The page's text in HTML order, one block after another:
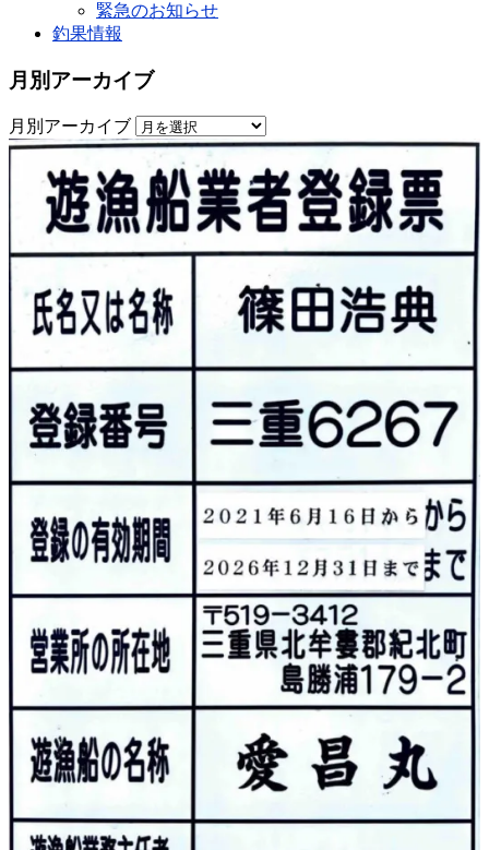
緊急のお知らせ
釣果情報
月別アーカイブ
月別アーカイブ